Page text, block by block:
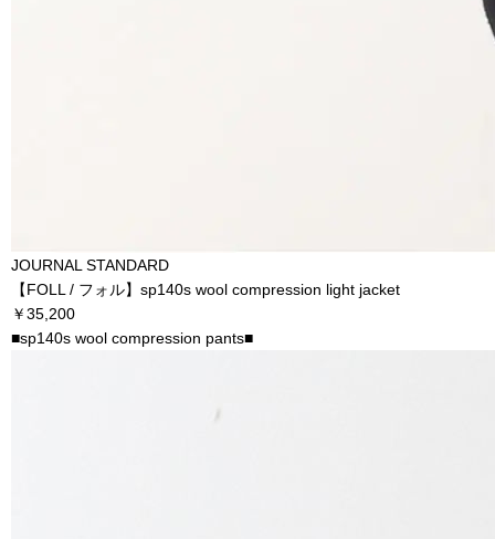
JOURNAL STANDARD
【FOLL / フォル】sp140s wool compression light jacket
￥35,200
■sp140s wool compression pants■